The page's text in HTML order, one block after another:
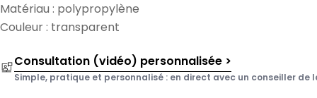
Matériau : polypropylène
Couleur : transparent
Consultation (vidéo) personnalisée >
Simple, pratique et personnalisé : en direct avec un conseiller de